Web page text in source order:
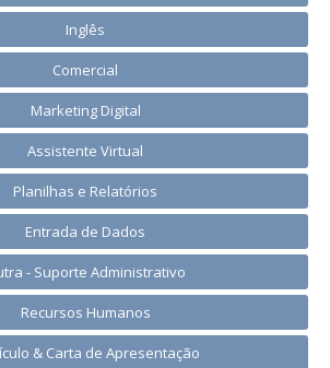
Inglês
Comercial
Marketing Digital
Assistente Virtual
Planilhas e Relatórios
Entrada de Dados
- Suporte Administrativo
Recursos Humanos
& Carta de Apresentação